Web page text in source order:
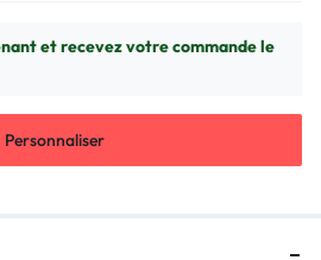
et recevez votre commande le
Personnaliser